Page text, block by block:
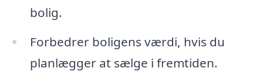
bolig.
Forbedrer boligens værdi, hvis du
planlægger at sælge i fremtiden.